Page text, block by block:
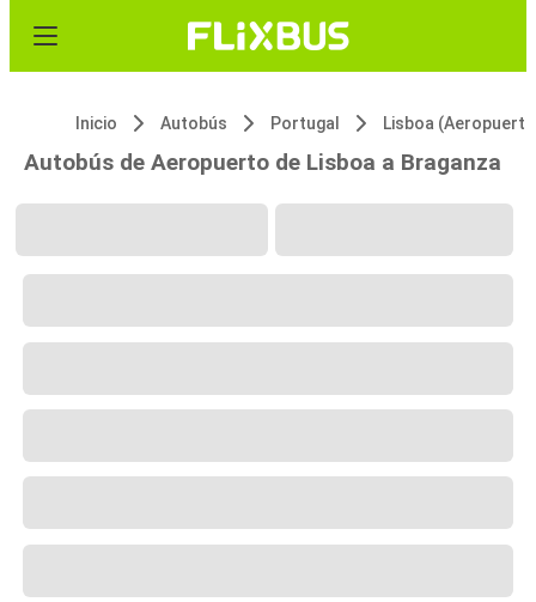
Inicio Autobús Portugal Lisboa
Autobús de Aeropuerto de Lisboa a Braganza